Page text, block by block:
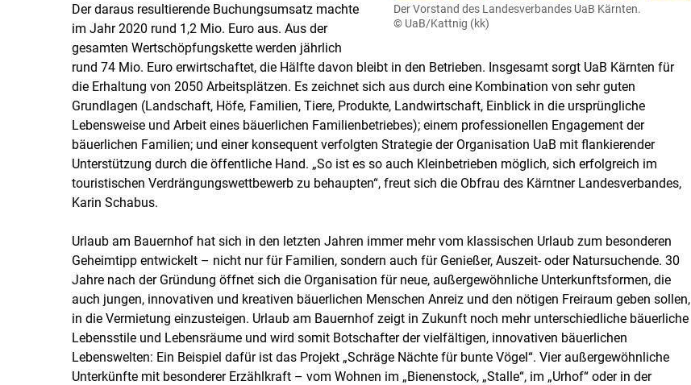
Der Vorstand des Landesverbandes UaB Kärnten.
© UaB/Kattnig (kk)
Der daraus resultierende Buchungsumsatz machte
im Jahr 2020 rund 1,2 Mio. Euro aus. Aus der
gesamten Wertschöpfungskette werden jährlich
rund 74 Mio. Euro erwirtschaftet, die Hälfte davon bleibt in den Betrieben. Insgesamt sorgt UaB Kärnten für
die Erhaltung von 2050 Arbeitsplätzen. Es zeichnet sich aus durch eine Kombination von sehr guten
Grundlagen (Landschaft, Höfe, Familien, Tiere, Produkte, Landwirtschaft, Einblick in die ursprüngliche
Lebensweise und Arbeit eines bäuerlichen Familienbetriebes); einem professionellen Engagement der
bäuerlichen Familien; und einer konsequent verfolgten Strategie der Organisation UaB mit flankierender
Unterstützung durch die öffentliche Hand. „So ist es so auch Kleinbetrieben möglich, sich erfolgreich im
touristischen Verdrängungswettbewerb zu behaupten“, freut sich die Obfrau des Kärntner Landesverbandes,
Karin Schabus.
Urlaub am Bauernhof hat sich in den letzten Jahren immer mehr vom klassischen Urlaub zum besonderen
Geheimtipp entwickelt – nicht nur für Familien, sondern auch für Genießer, Auszeit- oder Natursuchende. 30
Jahre nach der Gründung öffnet sich die Organisation für neue, außergewöhnliche Unterkunftsformen, die
auch jungen, innovativen und kreativen bäuerlichen Menschen Anreiz und den nötigen Freiraum geben sollen,
in die Vermietung einzusteigen. Urlaub am Bauernhof zeigt in Zukunft noch mehr unterschiedliche bäuerliche
Lebensstile und Lebensräume und wird somit Botschafter der vielfältigen, innovativen bäuerlichen
Lebenswelten: Ein Beispiel dafür ist das Projekt „Schräge Nächte für bunte Vögel“. Vier außergewöhnliche
Unterkünfte mit besonderer Erzählkraft – vom Wohnen im „Bienenstock, „Stalle“, im „Urhof“ oder in der